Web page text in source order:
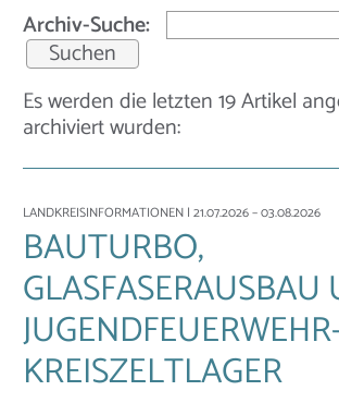
Archiv-Suche:
Es werden die letzten 19 Artikel
archiviert wurden:
LANDKREISINFORMATIONEN | 21.07.2026 – 03.08.2026
BAUTURBO,
GLASFASERAUSBAU
KREISZELTLAGER